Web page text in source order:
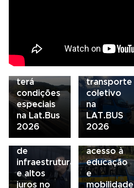
Scania
Serviços
terá
condições
especiais
na Lat.Bus
2026
e
transporte
coletivo
na
LAT.BUS
2026
05/08/2026
Presidente
da FAESP
alerta para
gargalos
de
infraestrutura
e altos
juros no
04/08/2026
Renovação
da frota
escolar
fortalece
acesso à
educação
e
mobilidade